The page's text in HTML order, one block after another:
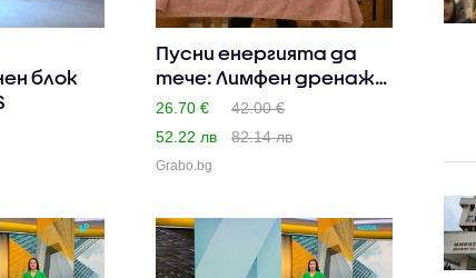
блок
Пусни енергията да
тече: Лимфен дренаж,
анти..
26.70 €
42.00 €
52.22 лв
82.14 лв
Grabo.bg